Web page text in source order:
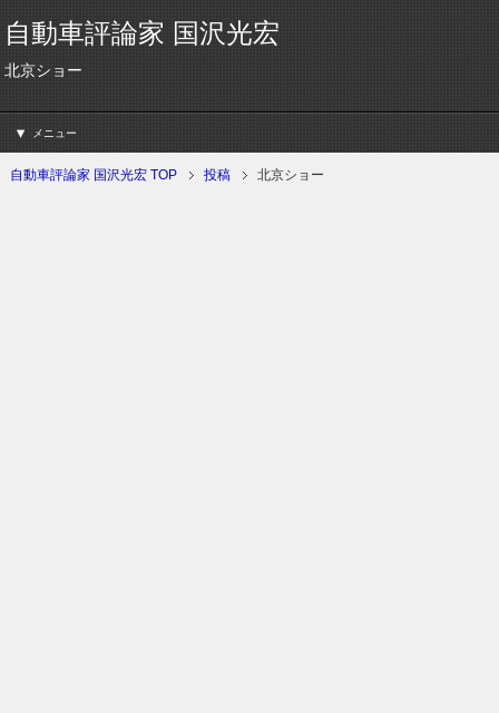
自動車評論家 国沢光宏
北京ショー
メニュー
自動車評論家 国沢光宏 TOP 投稿 北京ショー